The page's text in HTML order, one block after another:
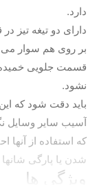
دارد.
دارای دو تیغه
بر روی هم سوار می
قسمت جلویی خمیده
نشود.
باید دقت شود که
آسیب سایر وسایل
که استفاده از
شدن یا پارگی
ویژگی ها